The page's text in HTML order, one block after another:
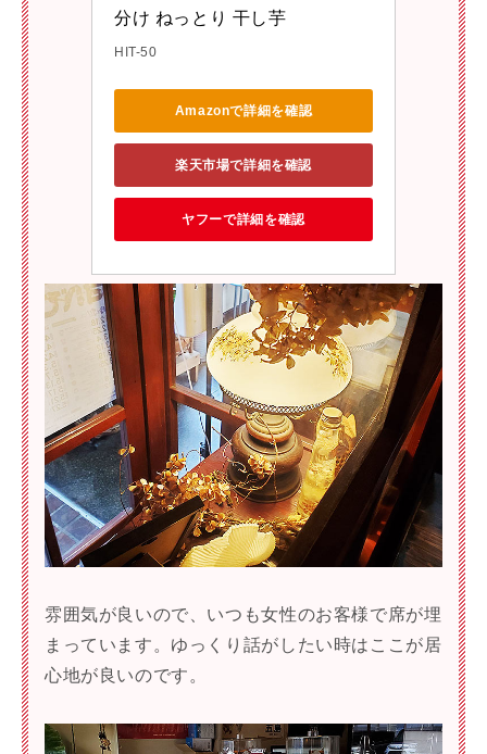
分け ねっとり 干し芋
HIT-50
Amazonで詳細を確認
楽天市場で詳細を確認
ヤフーで詳細を確認
雰囲気が良いので、いつも女性のお客様で席が埋
まっています。ゆっくり話がしたい時はここが居
心地が良いのです。